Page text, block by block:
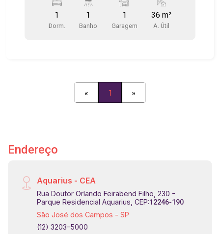
sacada. cozinha americana, lavanderia e
banheiro!!! Área de lazer completa!!! Portaria 24
hs!!! 1 vaga de garagem coberta e 1 vagas para
1
Dorm.
1
Banho
1
Garagem
36 m²
A. Útil
« 1 »
Endereço
Aquarius - CEA
Rua Doutor Orlando Feirabend Filho, 230 -
Parque Residencial Aquarius, CEP:12246-190
São José dos Campos - SP
(12) 3203-5000